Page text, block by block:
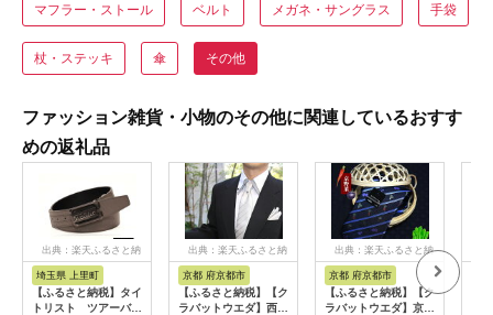
マフラー・ストール ベルト メガネ・サングラス 手袋
杖・ステッキ 傘 その他
ファッション雑貨・小物のその他に関連しているおすす
めの返礼品
出典：楽天ふるさと納
埼玉県 上里町
【ふるさと納税】タイ
トリスト ツアーバッ
出典：楽天ふるさと納
京都 府京都市
【ふるさと納税】【ク
ラバットウエダ】西陣
出典：楽天ふるさと納
京都 府京都市
【ふるさと納税】【ク
ラバットウエダ】京野